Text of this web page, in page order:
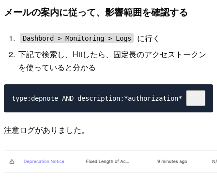
メールの案内に従って、影響範囲を確認する
Dashbord > Monitoring > Logs
に行く
下記で検索し、Hitしたら、固定長のアクセストークン
を使っていると分かる
注意ログがありました。